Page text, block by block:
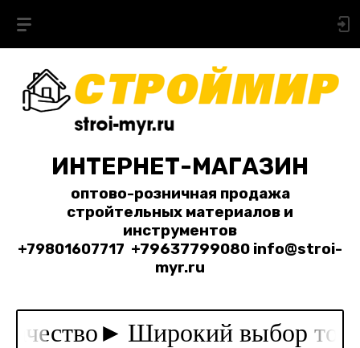
ИНТЕРНЕТ-МАГАЗИН
оптово-розничная продажа
стройтельных материалов и
инструментов
+79801607717 +79637799080 info@stroi-
myr.ru
Широкий выбор